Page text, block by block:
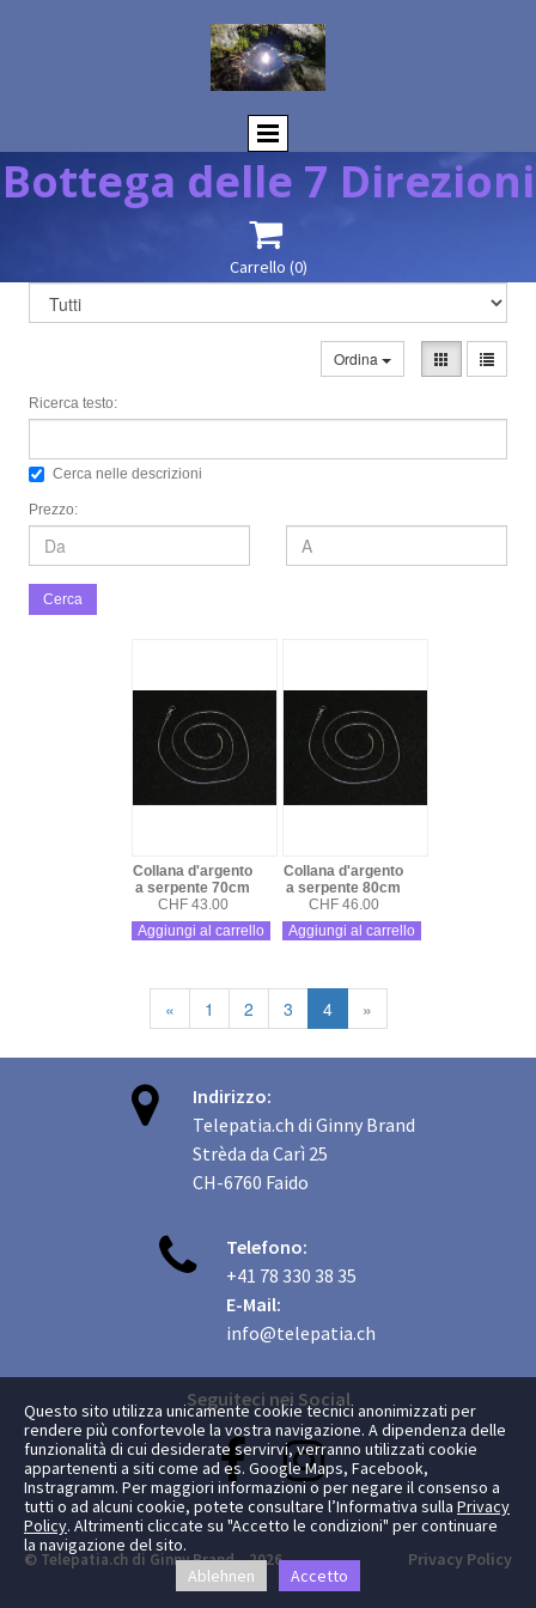
Bottega delle 7 Direzioni

Carrello (0)
Ordina
Ricerca testo:
Cerca nelle descrizioni
Prezzo:
Cerca
Collana d'argento
a serpente 70cm
CHF 43.00
Aggiungi al carrello
Collana d'argento
a serpente 80cm
CHF 46.00
Aggiungi al carrello
« 1 2 3 4 »

Indirizzo:
Telepatia.ch di Ginny Brand
Strèda da Carì 25
CH-6760 Faido

Telefono:
+41 78 330 38 35
E-Mail:
info@telepatia.ch
Seguiteci nei Social
 
© Telepatia.ch di Ginny Brand 2026 Privacy Policy
Questo sito utilizza unicamente cookie tecnici anonimizzati per
rendere più confortevole la vostra navigazione. A dipendenza delle
funzionalità di cui desiderate servirvi, verranno utilizzati cookie
appartenenti a siti come ad es. Google Maps, Facebook,
Instragramm. Per maggiori informazioni o per negare il consenso a
tutti o ad alcuni cookie, potete consultare l’Informativa sulla Privacy
Policy. Altrimenti cliccate su "Accetto le condizioni" per continuare
la navigazione del sito.
Ablehnen
Accetto